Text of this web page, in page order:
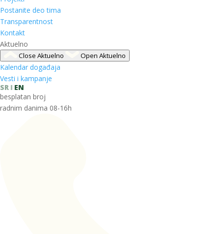
Postanite deo tima
Transparentnost
Kontakt
Aktuelno
Close Aktuelno Open Aktuelno
Kalendar događaja
Vesti i kampanje
SR
EN
besplatan broj
radnim danima 08-16h